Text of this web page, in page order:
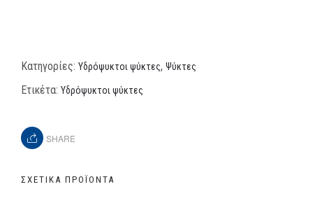
Κατηγορίες: Υδρόψυκτοι ψύκτες, Ψύκτες
Ετικέτα: Υδρόψυκτοι ψύκτες
SHARE
ΣΧΕΤΙΚΆ ΠΡΟΪΌΝΤΑ